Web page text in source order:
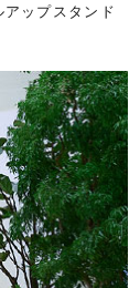
ップスタンド